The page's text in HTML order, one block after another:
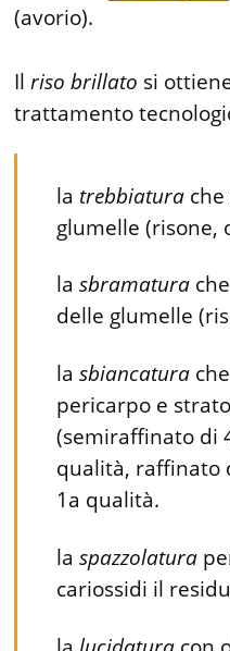
(avorio).
Ilriso brillato si
trattamento
la trebbiatura
glumelle (risone,
lasbramatura
delle glumelle
lasbiancatura
pericarpo e
(semiraffinato di
qualità, raffinato
1a qualità.
laspazzolatura
cariossidi il